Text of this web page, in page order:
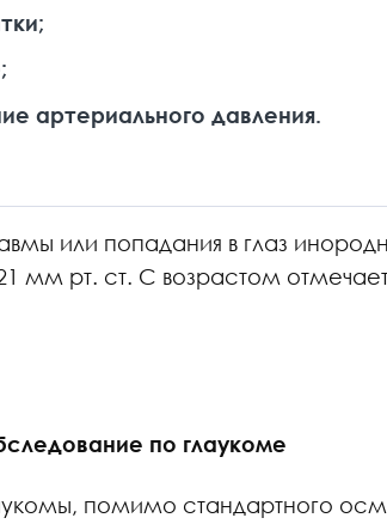
артериального давления.
или попадания в глаз
мм рт. ст. С возрастом
по глаукоме
помимо стандартного